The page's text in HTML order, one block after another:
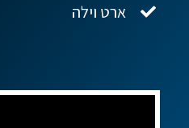
ארט וילה